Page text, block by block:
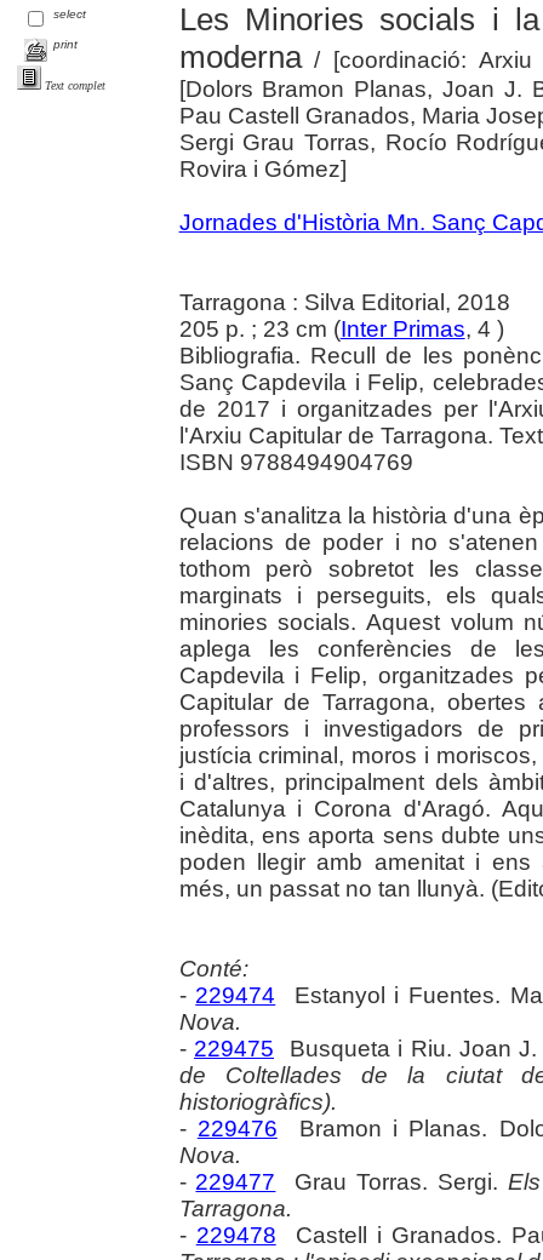
select
print
Text complet
Les Minories socials i
moderna/ [coordinació: Arxiu
[Dolors Bramon Planas, Joan J.
Pau Castell Granados, Maria
Sergi Grau Torras, Rocío
Rovira i Gómez]
Jornades d'Història Mn. Sanç
Tarragona : Silva Editorial, 2018
205 p. ; 23 cm (Inter Primas, 4 )
Bibliografia. Recull de les
Sanç Capdevila i Felip,
de 2017 i organitzades per
l'Arxiu Capitular de Tarragona.
ISBN 9788494904769
Quan s'analitza la història d'una
relacions de poder i no
tothom però sobretot les
marginats i perseguits, els
minories socials. Aquest volum
aplega les conferències de
Capdevila i Felip, organitzades
Capitular de Tarragona,
professors i investigadors de
justícia criminal, moros i
i d'altres, principalment dels
Catalunya i Corona d'Aragó.
inèdita, ens aporta sens dubte
poden llegir amb amenitat i ens
més, un passat no tan llunyà.
Conté:
- 229474 Estanyol i Fuentes.
Nova.
- 229475 Busqueta i Riu. Joan
de Coltellades de la ciutat
historiogràfics).
- 229476 Bramon i Planas.
Nova.
- 229477 Grau Torras. Sergi.
Tarragona.
- 229478 Castell i Granados.